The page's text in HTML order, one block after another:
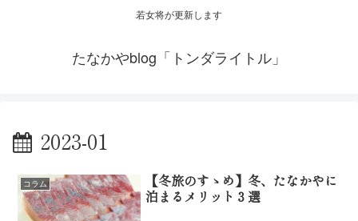
若女将が更新します
たなかやblog「トンダライトル」
2023-01
コラム
【冬旅のすゝめ】冬、たなかやに
泊まるメリット３選